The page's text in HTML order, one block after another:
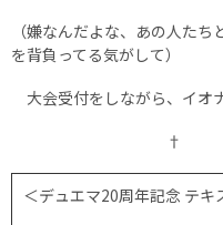
（嫌なんだよな、あの人た
を背負ってる気がして）
大会受付をしながら、イオ
†
＜デュエマ20周年記念 テ